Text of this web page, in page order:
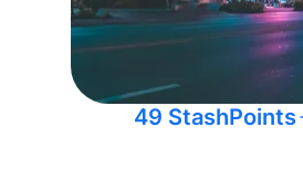
49 StashPoints